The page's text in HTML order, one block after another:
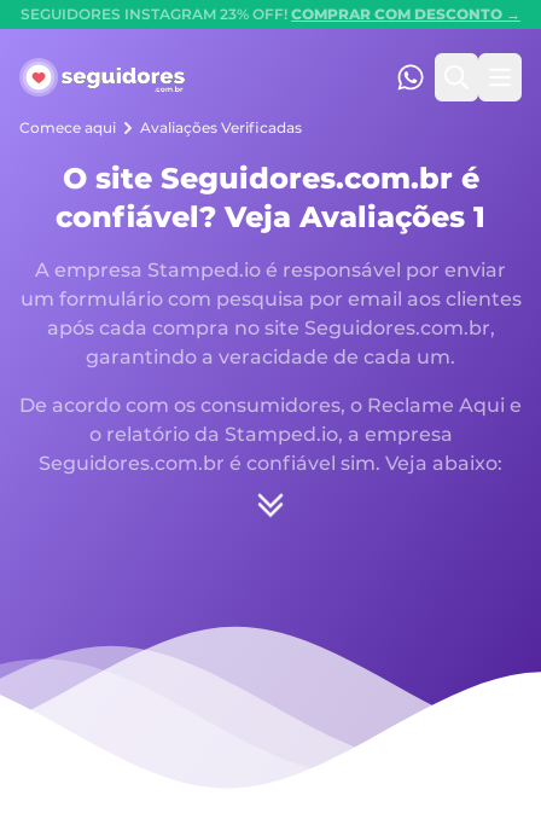
SEGUIDORES INSTAGRAM 23% OFF! COMPRAR COM DESCONTO →
Seguidores.com.br
(47) 99247-
Comece aqui Avaliações Verificadas
O site Seguidores.com.br é
confiável? Veja Avaliações 1
A empresa Stamped.io é responsável por enviar
um formulário com pesquisa por email aos clientes
após cada compra no site Seguidores.com.br,
garantindo a veracidade de cada um.
De acordo com os consumidores, o Reclame Aqui e
o relatório da Stamped.io, a empresa
Seguidores.com.br é confiável sim. Veja abaixo: